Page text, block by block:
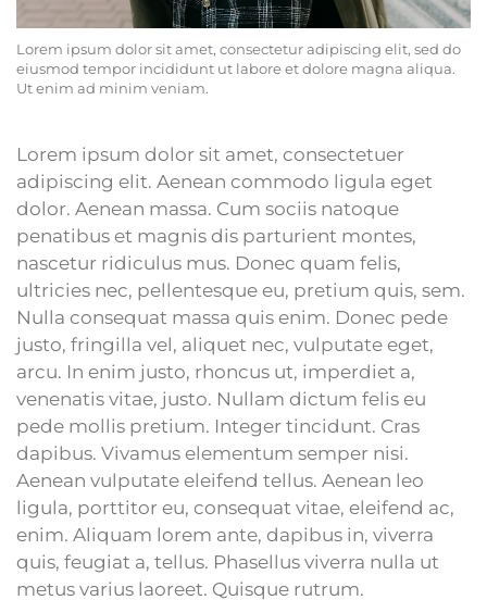
Lorem ipsum dolor sit amet, consectetur adipiscing elit, sed do
eiusmod tempor incididunt ut labore et dolore magna aliqua.
Ut enim ad minim veniam.
Lorem ipsum dolor sit amet, consectetuer
adipiscing elit. Aenean commodo ligula eget
dolor. Aenean massa. Cum sociis natoque
penatibus et magnis dis parturient montes,
nascetur ridiculus mus. Donec quam felis,
ultricies nec, pellentesque eu, pretium quis, sem.
Nulla consequat massa quis enim. Donec pede
justo, fringilla vel, aliquet nec, vulputate eget,
arcu. In enim justo, rhoncus ut, imperdiet a,
venenatis vitae, justo. Nullam dictum felis eu
pede mollis pretium. Integer tincidunt. Cras
dapibus. Vivamus elementum semper nisi.
Aenean vulputate eleifend tellus. Aenean leo
ligula, porttitor eu, consequat vitae, eleifend ac,
enim. Aliquam lorem ante, dapibus in, viverra
quis, feugiat a, tellus. Phasellus viverra nulla ut
metus varius laoreet. Quisque rutrum.